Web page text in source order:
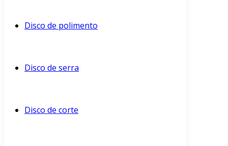
Disco de polimento
Disco de serra
Disco de corte